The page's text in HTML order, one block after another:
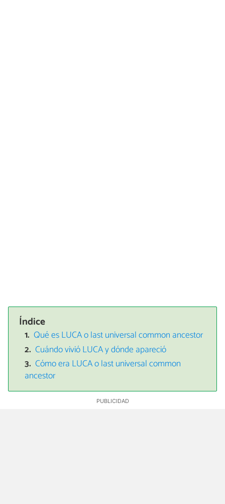
Índice
Qué es LUCA o last universal common ancestor
Cuándo vivió LUCA y dónde apareció
Cómo era LUCA o last universal common
ancestor